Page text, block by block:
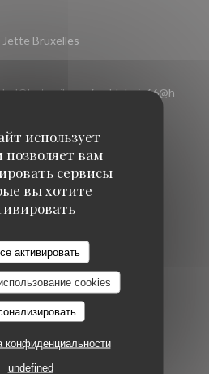
использует
позволяет вам
сервисы
вы хотите
активировать
cookies
конфиденциальности
undefined
Bruxelles
К НАМ
в новом окне))в новом окне))